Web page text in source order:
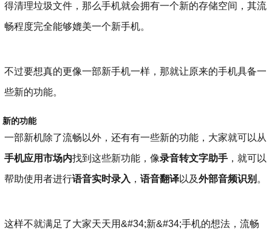
得清理垃圾文件，那么手机就会拥有一个新的存储空间，其流
畅程度完全能够媲美一个新手机。
不过要想真的更像一部新手机一样，那就让原来的手机具备一
些新的功能。
新的功能
一部新机除了流畅以外，还有有一些新的功能，大家就可以从
手机应用市场内找到这些新功能，像录音转文字助手 ，就可以
帮助使用者进行语音实时录入 ，语音翻译以及外部音频识别 。
这样不就满足了大家天天用&#34;新&#34;手机的想法，流畅